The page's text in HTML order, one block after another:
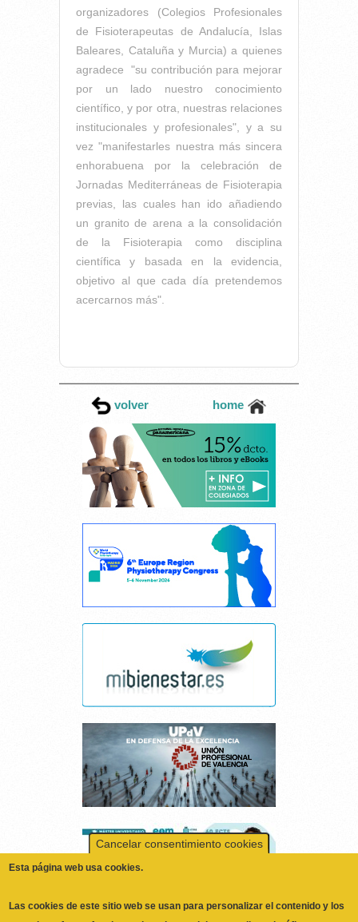
organizadores (Colegios Profesionales
de Fisioterapeutas de Andalucía, Islas
Baleares, Cataluña y Murcia) a quienes
agradece "su contribución para mejorar
por un lado nuestro conocimiento
científico, y por otra, nuestras relaciones
institucionales y profesionales", y a su
vez "manifestarles nuestra más sincera
enhorabuena por la celebración de
Jornadas Mediterráneas de Fisioterapia
previas, las cuales han ido añadiendo
un granito de arena a la consolidación
de la Fisioterapia como disciplina
científica y basada en la evidencia,
objetivo al que cada día pretendemos
acercarnos más".
volver home
Cancelar consentimiento cookies